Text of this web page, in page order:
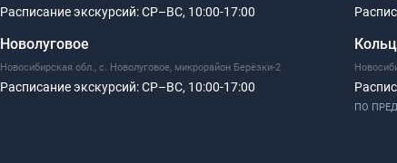
Расписание экскурсий:СР–ВС, 10:00-17:00
Новолуговое
Новосибирская обл., с. Новолуговое, микрорайон Берёзки-2
Расписание экскурсий:СР–ВС, 10:00-17:00
ПО